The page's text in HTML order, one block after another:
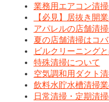
業務用エアコン清
【必見】居抜き開
アパレルの店舗清
夏の店舗清掃はコ
ビルクリーニングと
特殊清掃について
空気調和用ダクト
飲料水貯水槽清掃
日常清掃・定期清